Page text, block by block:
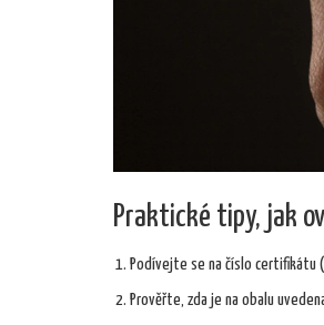
Praktické tipy, jak
Podívejte se na číslo certifikátu
Prověřte, zda je na obalu